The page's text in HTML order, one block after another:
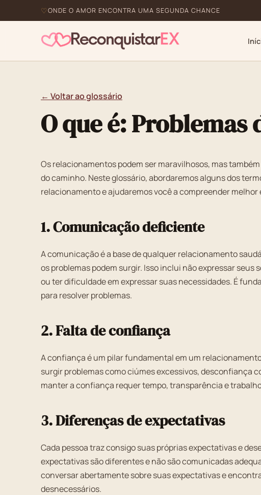
ONDE O AMOR ENCONTRA UMA SEGUNDA CHANCE
← Voltar ao glossário
O que é:
Os relacionamentos podem ser maravilhosos, mas
do caminho. Neste glossário, abordaremos alguns dos
relacionamento e ajudaremos você a compreender melhor
1. Comunicação deficiente
A comunicação é a base de qualquer relacionamento
os problemas podem surgir. Isso inclui não expressar
ou ter dificuldade em expressar suas necessidades. É
para resolver problemas.
2. Falta de confiança
A confiança é um pilar fundamental em um
surgir problemas como ciúmes excessivos, desconfiança
manter a confiança requer tempo, transparência e
3. Diferenças de expectativas
Cada pessoa traz consigo suas próprias expectativas e
expectativas são diferentes e não são comunicadas
conversar abertamente sobre suas expectativas e
desnecessários.